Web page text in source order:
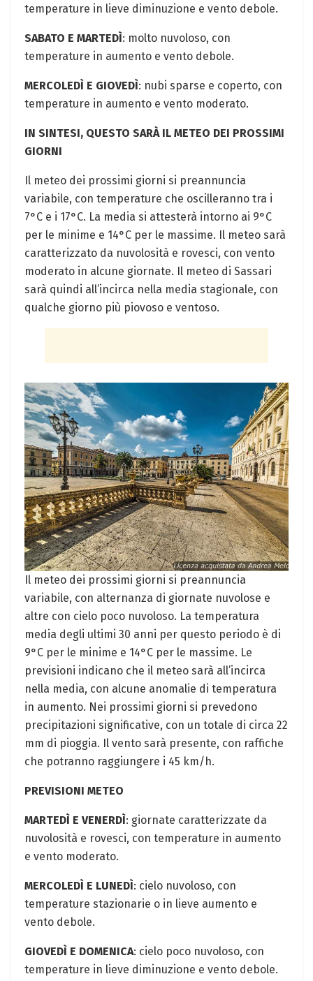
temperature in lieve diminuzione e vento debole.
SABATO E MARTEDÌ: molto nuvoloso, con
temperature in aumento e vento debole.
MERCOLEDÌ E GIOVEDÌ: nubi sparse e coperto, con
temperature in aumento e vento moderato.
IN SINTESI, QUESTO SARÀ IL METEO DEI PROSSIMI
GIORNI
Il meteo dei prossimi giorni si preannuncia
variabile, con temperature che oscilleranno tra i
7°C e i 17°C. La media si attesterà intorno ai 9°C
per le minime e 14°C per le massime. Il meteo sarà
caratterizzato da nuvolosità e rovesci, con vento
moderato in alcune giornate. Il meteo di Sassari
sarà quindi all’incirca nella media stagionale, con
qualche giorno più piovoso e ventoso.
Il meteo dei prossimi giorni si preannuncia
variabile, con alternanza di giornate nuvolose e
altre con cielo poco nuvoloso. La temperatura
media degli ultimi 30 anni per questo periodo è di
9°C per le minime e 14°C per le massime. Le
previsioni indicano che il meteo sarà all’incirca
nella media, con alcune anomalie di temperatura
in aumento. Nei prossimi giorni si prevedono
precipitazioni significative, con un totale di circa 22
mm di pioggia. Il vento sarà presente, con raffiche
che potranno raggiungere i 45 km/h.
PREVISIONI METEO
MARTEDÌ E VENERDÌ: giornate caratterizzate da
nuvolosità e rovesci, con temperature in aumento
e vento moderato.
MERCOLEDÌ E LUNEDÌ: cielo nuvoloso, con
temperature stazionarie o in lieve aumento e
vento debole.
GIOVEDÌ E DOMENICA: cielo poco nuvoloso, con
temperature in lieve diminuzione e vento debole.